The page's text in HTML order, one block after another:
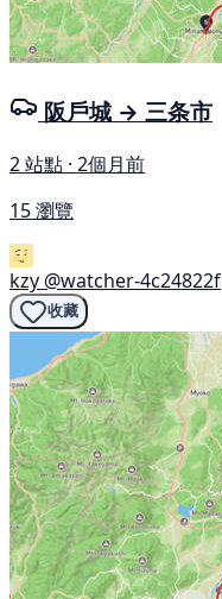
阪戶城 → 三条市
2 站點 · 2個月前
15 瀏覽
kzy @watcher-4c24822f
收藏